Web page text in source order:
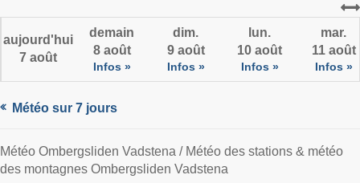
aujourd'hui
7 août
demain
8 août
Infos »
dim.
9 août
Infos »
lun.
10 août
Infos »
mar.
11 août
Infos »
Météo sur 7 jours
Météo Ombergsliden Vadstena / Météo des stations & météo
des montagnes Ombergsliden Vadstena